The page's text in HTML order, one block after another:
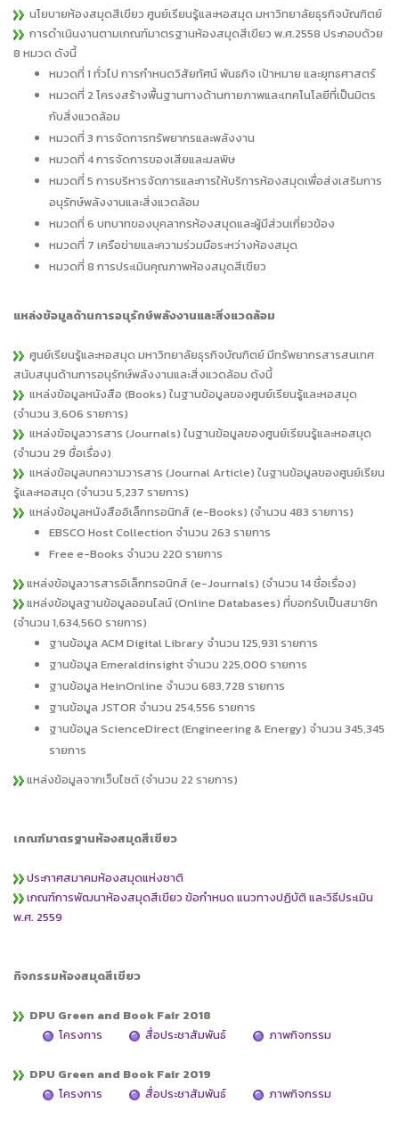
นโยบายห้องสมุดสีเขียว ศูนย์เรียนรู้และหอสมุด มหาวิทยาลัยธุรกิจบัณฑิตย์
การดำเนินงานตามเกณฑ์มาตรฐานห้องสมุดสีเขียว พ.ศ.2558 ประกอบด้วย
8 หมวด ดังนี้
หมวดที่ 1 ทั่วไป การกำหนดวิสัยทัศน์ พันธกิจ เป้าหมาย และยุทธศาสตร์
หมวดที่ 2 โครงสร้างพื้นฐานทางด้านกายภาพและเทคโนโลยีที่เป็นมิตร
กับสิ่งแวดล้อม
หมวดที่ 3 การจัดการทรัพยากรและพลังงาน
หมวดที่ 4 การจัดการของเสียและมลพิษ
หมวดที่ 5 การบริหารจัดการและการให้บริการห้องสมุดเพื่อส่งเสริมการ
อนุรักษ์พลังงานและสิ่งแวดล้อม
หมวดที่ 6 บทบาทของบุคลากรห้องสมุดและผู้มีส่วนเกี่ยวข้อง
หมวดที่ 7 เครือข่ายและความร่วมมือระหว่างห้องสมุด
หมวดที่ 8 การประเมินคุณภาพห้องสมุดสีเขียว
แหล่งข้อมูลด้านการอนุรักษ์พลังงานและสิ่งแวดล้อม
ศูนย์เรียนรู้และหอสมุด มหาวิทยาลัยธุรกิจบัณฑิตย์ มีทรัพยากรสารสนเทศ
สนับสนุนด้านการอนุรักษ์พลังงานและสิ่งแวดล้อม ดังนี้
แหล่งข้อมูลหนังสือ (Books) ในฐานข้อมูลของศูนย์เรียนรู้และหอสมุด
(จำนวน 3,606 รายการ)
แหล่งข้อมูลวารสาร (Journals) ในฐานข้อมูลของศูนย์เรียนรู้และหอสมุด
(จำนวน 29 ชื่อเรื่อง)
แหล่งข้อมูลบทความวารสาร (Journal Article) ในฐานข้อมูลของศูนย์เรียน
รู้และหอสมุด (จำนวน 5,237 รายการ)
แหล่งข้อมูลหนังสืออิเล็กทรอนิกส์ (e-Books) (จำนวน 483 รายการ)
EBSCO Host Collection จำนวน 263 รายการ
Free e-Books จำนวน 220 รายการ
แหล่งข้อมูลวารสารอิเล็กทรอนิกส์ (e-Journals) (จำนวน 14 ชื่อเรื่อง)
แหล่งข้อมูลฐานข้อมูลออนไลน์ (Online Databases) ที่บอกรับเป็นสมาชิก
(จำนวน 1,634,560 รายการ)
ฐานข้อมูล ACM Digital Library จำนวน 125,931 รายการ
ฐานข้อมูล Emeraldinsight จำนวน 225,000 รายการ
ฐานข้อมูล HeinOnline จำนวน 683,728 รายการ
ฐานข้อมูล JSTOR จำนวน 254,556 รายการ
ฐานข้อมูล ScienceDirect (Engineering & Energy) จำนวน 345,345
รายการ
แหล่งข้อมูลจากเว็บไซต์ (จำนวน 22 รายการ)
เกณฑ์มาตรฐานห้องสมุดสีเขียว
ประกาศสมาคมห้องสมุดแห่งชาติ
เกณฑ์การพัฒนาห้องสมุดสีเขียว ข้อกำหนด แนวทางปฏิบัติ และวิธีประเมิน
พ.ศ. 2559
กิจกรรมห้องสมุดสีเขียว
DPU Green and Book Fair 2018
โครงการ
สื่อประชาสัมพันธ์ ภาพกิจกรรม
DPU Green and Book Fair 2019
โครงการ
สื่อประชาสัมพันธ์ ภาพกิจกรรม